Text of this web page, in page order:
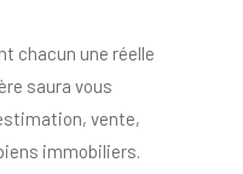
chacun une réelle
saura vous
vente,
immobiliers.